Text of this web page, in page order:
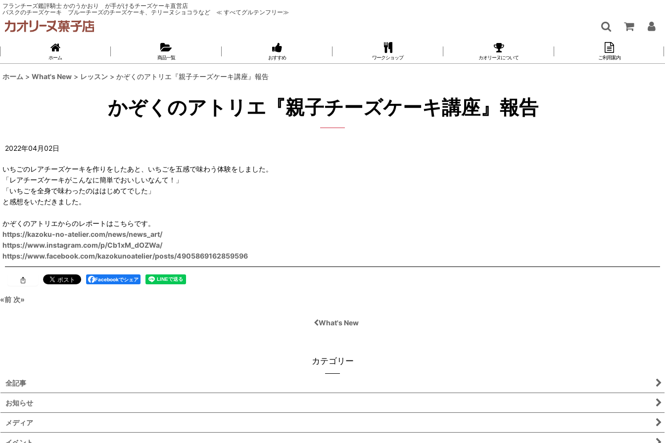
フランチーズ鑑評騎士 かのうかおり が手がけるチーズケーキ直営店
バスクのチーズケーキ ブルーチーズのチーズケーキ、テリーヌショコラなど ≪ すべてグルテンフリー≫
ホーム 商品一覧 おすすめ ワークショップ カオリーヌについて ご利用案内
ホーム > What's New > レッスン > かぞくのアトリエ『親子チーズケーキ講座』報告
かぞくのアトリエ『親子チーズケーキ講座』報告
2022年04月02日
いちごのレアチーズケーキを作りをしたあと、いちごを五感で味わう体験をしました。
「レアチーズケーキがこんなに簡単でおいしいなんて！」
「いちごを全身で味わったのははじめてでした」
と感想をいただきました。
かぞくのアトリエからのレポートはこちらです。
https://kazoku-no-atelier.com/news/news_art/
https://www.instagram.com/p/Cb1xM_dOZWa/
https://www.facebook.com/kazokunoatelier/posts/4905869162859596
Facebookでシェア
«前 次»
What's New
カテゴリー
全記事
お知らせ
メディア